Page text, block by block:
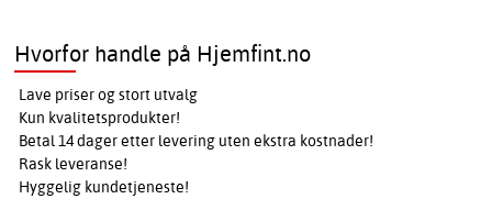
Hvorfor handle på Hjemfint.no
Lave priser og stort utvalg
Kun kvalitetsprodukter!
Betal 14 dager etter levering uten ekstra kostnader!
Rask leveranse!
Hyggelig kundetjeneste!